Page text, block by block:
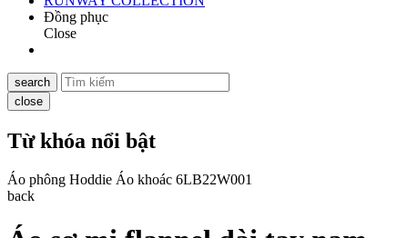
Đồng phục
Close
search
close
Từ khóa nổi bật
Áo phông Hoddie Áo khoác 6LB22W001
back